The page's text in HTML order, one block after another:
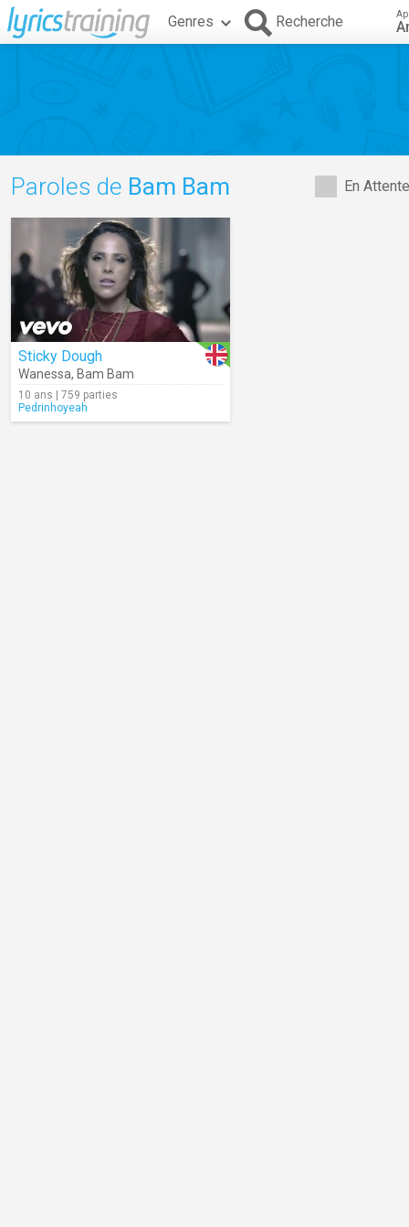
Genres Recherche
En
Paroles de Bam Bam
Sticky Dough
Wanessa, Bam Bam
10 ans | 759 parties
Pedrinhoyeah